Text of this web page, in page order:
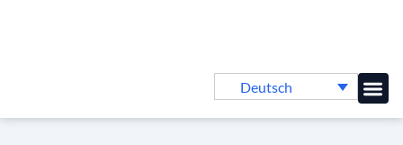
Deutsch